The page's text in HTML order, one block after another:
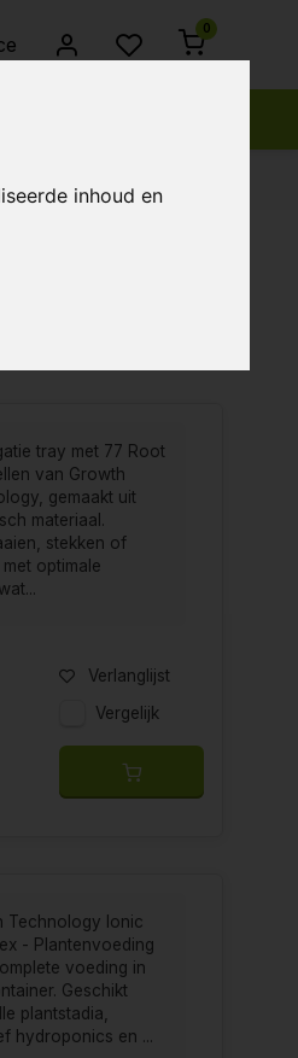
inhoud en
0
tray met 77 Root
van Growth
gemaakt uit
materiaal.
stekken of
optimale
Verlanglijst
Vergelijk
Technology Ionic
- Plantenvoeding
voeding in
Geschikt
plantstadia,
hydroponics en ...